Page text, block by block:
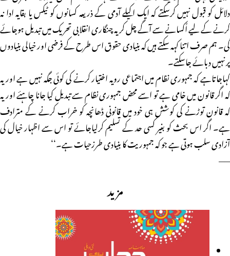
دلائل کو قبول نہیں کرسکتے کہ ایک اکیلے آدمی کے ذریعہ کسانوں کو ٹیکس یا بقایہ ادا نہ
کرنے کے لیے اُکسانے سے آگے چل کر یہ چنگاری انقلابی تحریک میں تبدیل ہوجائے
گی۔ ہم صرف اتنا کہہ سکتے ہیں کہ بنیادی حقوق اس طرح کے فرضی اور خیالی بنیادوں
پر نہیں دبائے جاسکتے۔
کہاجاتاہے کہ جمہوری نظام میں اجتماعی رویہ اختیار کرنے کی کوئی جگہ نہیں ہے اور یہ
کہ اگر قانون میں خامی ہے تو اسے محض جمہوری نظام سے تبدیل کیا جانا چاہئے اور یہ
کہ قانون توڑنے کی کوشش ہی خود میں قانونی ڈھانچہ کو خراب کرنے کے مترادف
ہے۔ اگر اس بحث کو بغیر کسی حد کے تسلیم کرلیاجائے تو اس سے اظہار خیال کی
آزادی سلب ہوتی ہے جو کہ جمہوریت کا بنیادی طرزحیات ہے۔‘‘
——
مزید